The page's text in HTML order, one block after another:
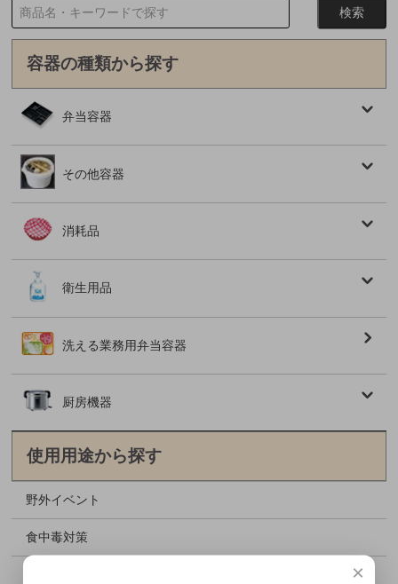
容器の種類から探す
弁当容器
その他容器
消耗品
衛生用品
洗える業務用弁当容器
厨房機器
使用用途から探す
野外イベント
食中毒対策
×